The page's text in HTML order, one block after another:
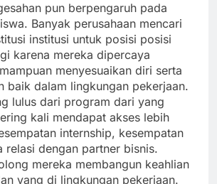
pun berpengaruh pada
Banyak perusahaan mencari
institusi untuk posisi posisi
karena mereka dipercaya
menyesuaikan diri serta
baik dalam lingkungan pekerjaan.
lulus dari program dari yang
kali mendapat akses lebih
internship, kesempatan
relasi dengan partner bisnis.
mereka membangun keahlian
yang di lingkungan pekerjaan.